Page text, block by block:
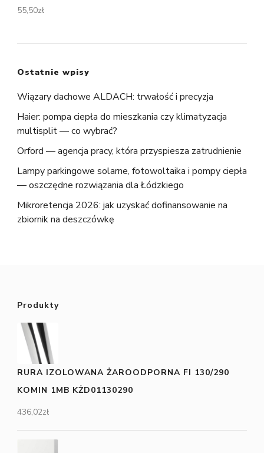
55,50zł
Ostatnie wpisy
Wiązary dachowe ALDACH: trwałość i precyzja
Haier: pompa ciepła do mieszkania czy klimatyzacja
multisplit — co wybrać?
Orford — agencja pracy, która przyspiesza zatrudnienie
Lampy parkingowe solarne, fotowoltaika i pompy ciepła
— oszczędne rozwiązania dla Łódzkiego
Mikroretencja 2026: jak uzyskać dofinansowanie na
zbiornik na deszczówkę
Produkty
RURA IZOLOWANA ŻAROODPORNA FI 130/290
KOMIN 1MB KŻD01130290
436,02zł